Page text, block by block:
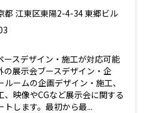
都 江東区東陽2-4-34 東郷ビル
ースデザイン・施工が対応可能
の展示会ブースデザイン・企
ームの企画デザイン・施工、
、映像やCGなど展示会に関する
します。最初から最...